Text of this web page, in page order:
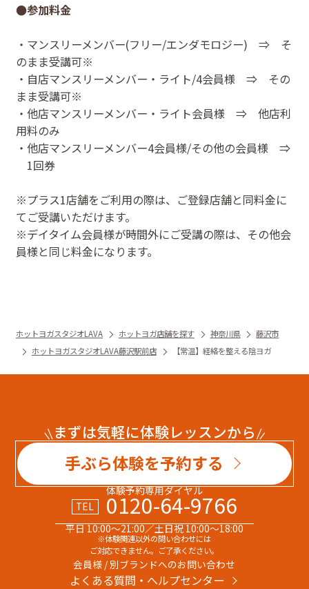
●参加料金
・マンスリーメンバー(フリー/エンダモロジー) ⇒ そ
のまま受講可※
・自店マンスリーメンバー・ライト/4会員様 ⇒ その
まま受講可※
・他店マンスリーメンバー・ライト会員様 ⇒ 他店利
用料のみ
・他店マンスリーメンバー4会員様/その他の会員様 ⇒
1回券
※プラス1店舗をご利用の際は、ご登録店舗と同料金に
てご受講いただけます。
※デイタイム会員様が時間外にご受講の際は、その他会
員様と同じ料金になります。
ホットヨガスタジオLAVA ホットヨガ店舗を探す 神奈川県
藤沢市
ホットヨガスタジオLAVA藤沢駅前店
【常温】経絡を整える陰ヨガ
まずは気軽に体験レッスンから
手ぶら体験を予約する
体験予約専用ダイヤル
TEL
0120-64-9766
平日 10:00～21:00／土日祝 10:00～18:00
※体験関連以外の問い合わせには
ご対応できません。ご了承ください。
会員様 / 別ブランドへのお問い合わせ
よくある質問・へルプセンター